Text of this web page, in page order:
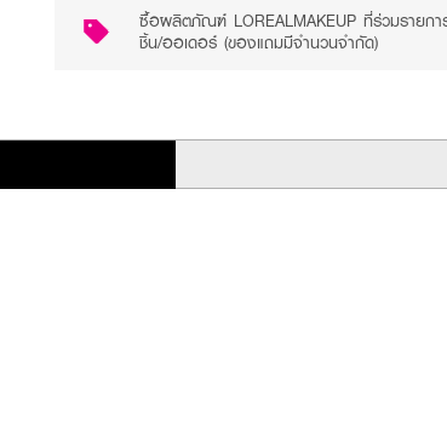
ซื้อผลิตภัณฑ์ LOREALMAKEUP ที่ร่วมรายก
ชิ้น/ออเดอร์ (ของแถมมีจำนวนจำกัด)